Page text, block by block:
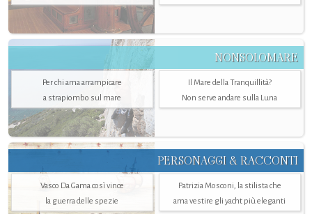
NONSOLOMARE
Per chi ama arrampicare
a strapiombo sul mare
Il Mare della Tranquillità?
Non serve andare sulla Luna
PERSONAGGI & RACCONTI
Vasco Da Gama così vince
la guerra delle spezie
Patrizia Mosconi, la stilista che
ama vestire gli yacht più eleganti